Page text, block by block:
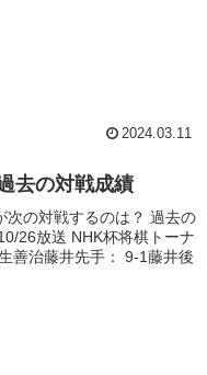
2024.03.11
去の対戦成績
次の対戦するのは？ 過去の
26放送 NHK杯将棋トーナ
善治藤井先手： 9-1藤井後